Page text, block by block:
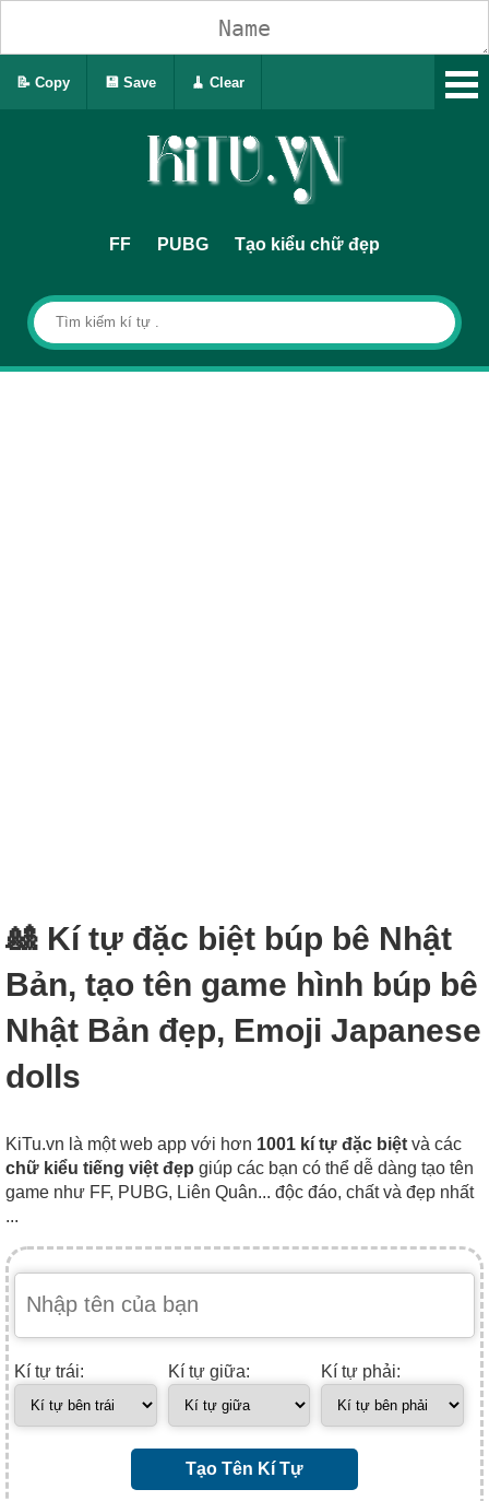
FF PUBG Tạo kiểu chữ đẹp
🎎 Kí tự đặc biệt búp bê Nhật
Bản, tạo tên game hình búp bê
Nhật Bản đẹp, Emoji Japanese
dolls
KiTu.vn là một web app với hơn 1001 kí tự đặc biệt và các
chữ kiểu tiếng việt đẹp giúp các bạn có thể dễ dàng tạo tên
game như FF, PUBG, Liên Quân... độc đáo, chất và đẹp nhất
...
Kí tự trái: Kí tự giữa: Kí tự phải:
Tạo Tên Kí Tự
📝 Copy 💾 Save 🧹 Clear